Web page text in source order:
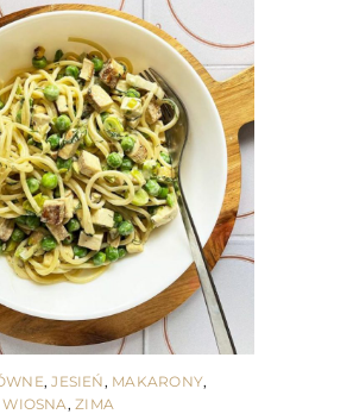
,JESIEŃ , MAKARONY,
WIOSNA , ZIMA